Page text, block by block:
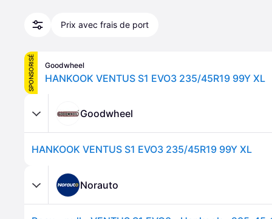
Prix avec frais de port
SPONSORISÉ Goodwheel
HANKOOK VENTUS S1 EVO3 235/45R19 99Y XL
Goodwheel
HANKOOK VENTUS S1 EVO3 235/45R19 99Y XL
Norauto